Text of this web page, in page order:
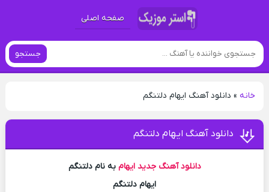
صفحه اصلی
جستجو
خانه» دانلود آهنگ ایهام دلتنگم
دانلود آهنگ ایهام دلتنگم
دانلود آهنگ جدید ایهام به نام دلتنگم
ایهام دلتنگم